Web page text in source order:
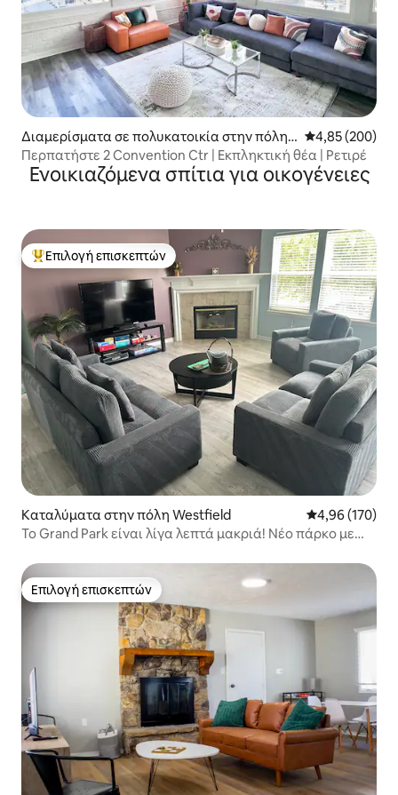
Διαμερίσματα σε πολυκατοικία στην πόλη I
ndianapolis
Μέση
4,85 (200)
Περπατήστε 2 Convention Ctr | Εκπληκτική θέα | Ρετιρέ
Ενοικιαζόμενα σπίτια για οικογένειες
Κορυφαία επιλογή επισκεπτών
Επιλογή επισκεπτών
Καταλύματα στην πόλη Westfield Μέση
4,96 (170)
Το Grand Park είναι λίγα λεπτά μακριά! Νέο πάρκο με
Επιλογή επισκεπτών
Επιλογή επισκεπτών